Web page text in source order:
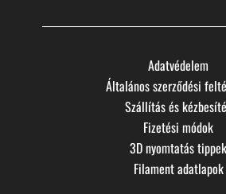
Adatvédelem
Általános szerződési
Szállítás és
Fizetési módok
3D nyomtatás tippek
Filament adatlapok